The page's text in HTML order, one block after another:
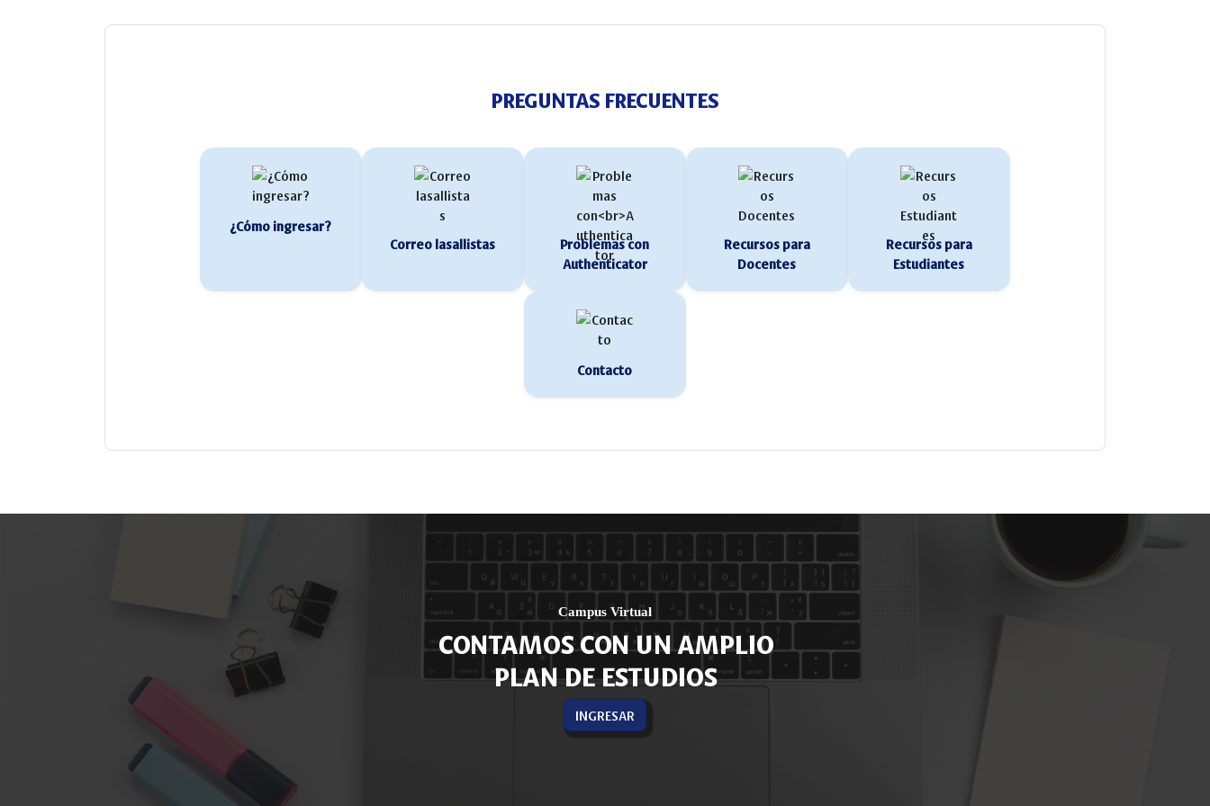
PREGUNTAS FRECUENTES
¿Cómo ingresar?
Correo lasallistas
Problemas con
Authenticator
Recursos para
Docentes
Recursos para
Estudiantes
Contacto
Campus Virtual
CONTAMOS CON UN AMPLIO
PLAN DE ESTUDIOS
INGRESAR